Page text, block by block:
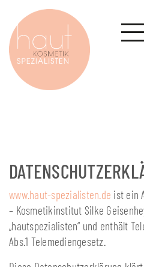
www.haut-spezialisten.de ist ein
– Kosmetikinstitut Silke
„hautspezialisten“ und enthält
Abs.1 Telemediengesetz.